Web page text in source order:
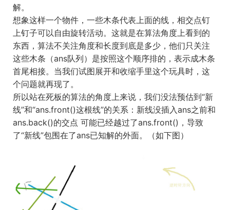
解。
想象这样一个物件，一些木条代表上面的线，相交点钉
上钉子可以自由旋转活动。这就是在算法角度上看到的
东西，算法不关注角度和长度到底是多少，他们只关注
这些木条（ans队列）是按照这个顺序排的，表示成木条
首尾相接。当我们试图展开和收缩手里这个玩具时，这
个问题就再现了。
所以站在死板的算法的角度上来说，我们没法预估到“新
线”和“ans.front()这根线”的关系：新线没插入ans之前和
ans.back()的交点 可能已经越过了ans.front()，导致
了“新线”包围在了ans已知解的外面。（如下图）